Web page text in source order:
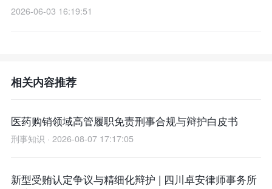
2026-06-03 16:19:51
相关内容推荐
医药购销领域高管履职免责刑事合规与辩护白皮书
刑事知识 · 2026-08-07 17:17:05
新型受贿认定争议与精细化辩护 | 四川卓安律师事务所